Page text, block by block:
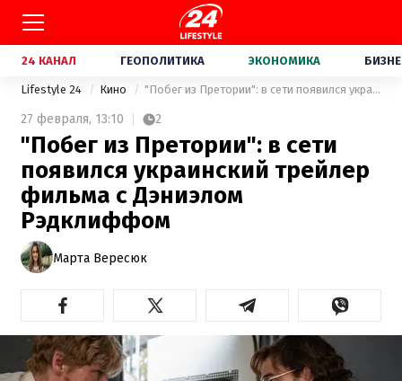
24 КАНАЛ ГЕОПОЛИТИКА ЭКОНОМИКА
Lifestyle 24 Кино "Побег из Претории": в сети появился украинский трейлер фильма с Дэниэлом Рэдклиффом
27 февраля, 13:10 2
"Побег из Претории": в сети
появился украинский трейлер
фильма с Дэниэлом
Рэдклиффом
Марта Вересюк